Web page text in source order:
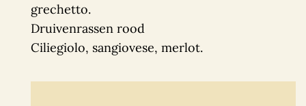
grechetto.
Druivenrassen rood
Ciliegiolo, sangiovese, merlot.